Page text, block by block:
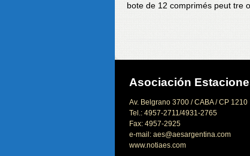
bote de 12 comprimés peut tre
Asociación
Av. Belgrano 3700 / CABA / CP 1210
Tel.: 4957-2711/4931-2765
Fax: 4957-2925
e-mail: aes@aesargentina.com
www.notiaes.com